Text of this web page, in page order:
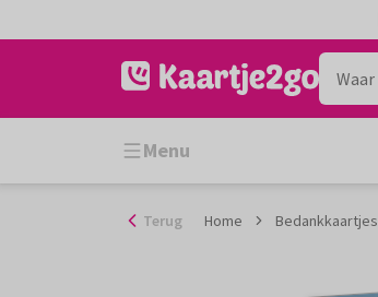
naar
Menu
Terug Home Bedankkaartjes